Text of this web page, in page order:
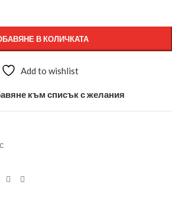
В КОЛИЧКАТА
Add to wishlist
към списък с желания